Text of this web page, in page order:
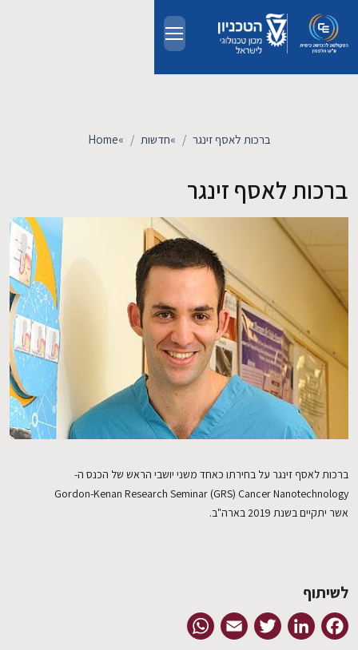
מחקר
חדשות ואירועים
קשרי תעשייה
צרו קשר
Home» חדשות» ברכות לאסף זינגר
ברכות לאסף זינגר
ברכות לאסף זינגר על בחירתו כאחד משני יושבי הראש של הכנס ה-
Gordon-Kenan Research Seminar (GRS) Cancer Nanotechnology
אשר יתקיים בשנת 2019 בארה"ב.
לשיתוף
Facebook
LinkedIn
Twitter
Email